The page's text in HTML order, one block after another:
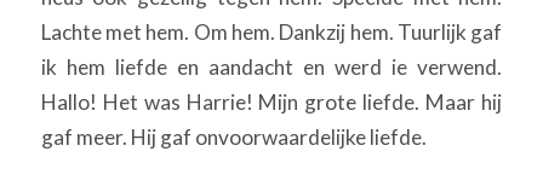
Lachte met hem. Om hem. Dankzij hem. Tuurlijk gaf
ik hem liefde en aandacht en werd ie verwend.
Hallo! Het was Harrie! Mijn grote liefde. Maar hij
gaf meer. Hij gaf onvoorwaardelijke liefde.